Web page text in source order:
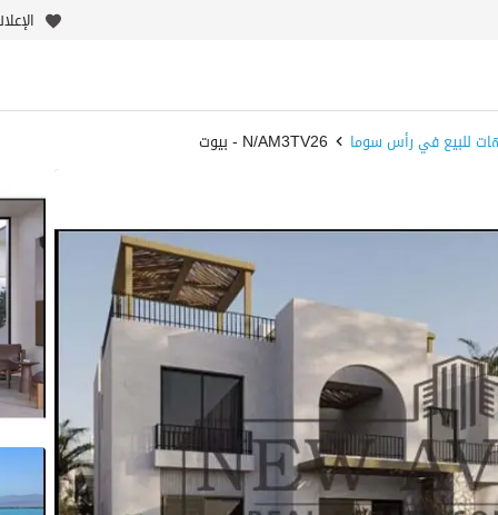
للبيع في رأس سوما N/AM3TV26 - بيوت